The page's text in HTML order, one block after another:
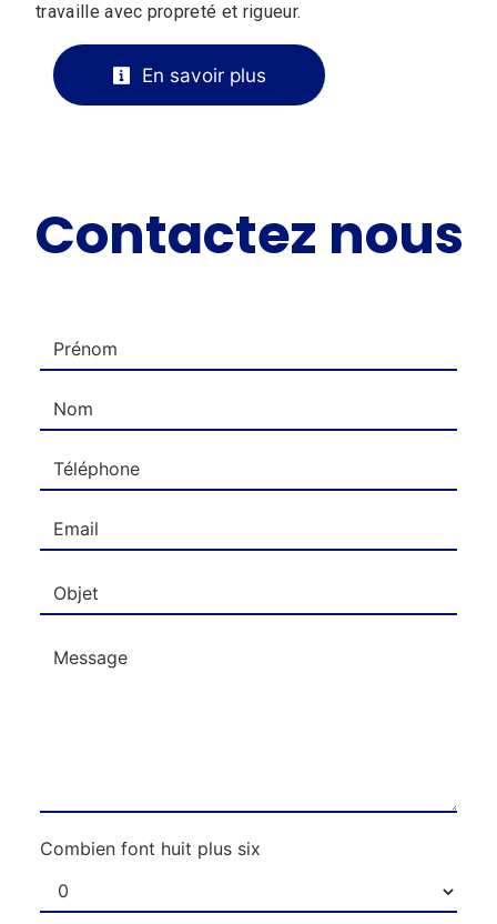
travaille avec propreté et rigueur.
En savoir plus
Contactez nous
Combien font huit plus six